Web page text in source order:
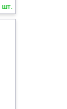
шт.